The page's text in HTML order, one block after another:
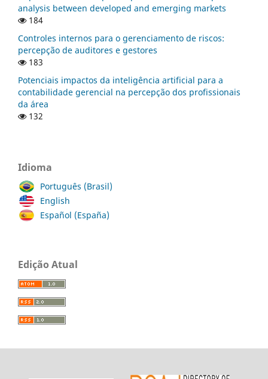
analysis between developed and emerging markets
184
Controles internos para o gerenciamento de riscos:
percepção de auditores e gestores
183
Potenciais impactos da inteligência artificial para a
contabilidade gerencial na percepção dos profissionais
da área
132
Idioma
Português (Brasil)
English
Español (España)
Edição Atual